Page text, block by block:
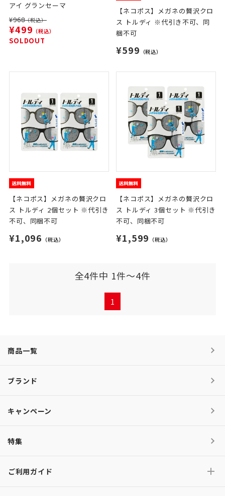
アイ グランセーマ
¥968（税込）
¥499 （税込）
SOLDOUT
【ネコポス】メガネの贅沢クロ
ス トルディ ※代引き不可、同
梱不可
¥599 （税込）
【ネコポス】メガネの贅沢クロ
ス トルディ 2個セット ※代引き
不可、同梱不可
¥1,096 （税込）
【ネコポス】メガネの贅沢クロ
ス トルディ 3個セット ※代引き
不可、同梱不可
¥1,599 （税込）
全4件中 1件～4件
1
商品一覧
ブランド
キャンペーン
特集
ご利用ガイド